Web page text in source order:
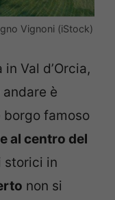
Vignoni (iStock)
Val d’Orcia,
è
borgo famoso
al centro del
storici in
non si